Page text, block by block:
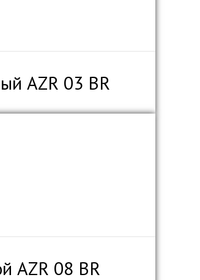
AZR 03 BR
AZR 08 BR